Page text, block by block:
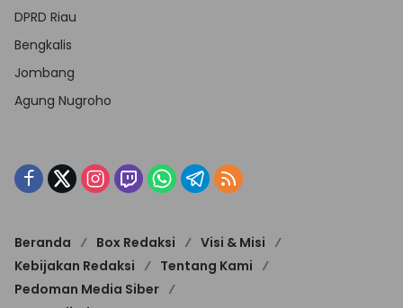
DPRD Riau
Bengkalis
Jombang
Agung Nugroho
Beranda Box Redaksi
Visi & Misi
Kebijakan Redaksi
Tentang Kami
Pedoman Media Siber